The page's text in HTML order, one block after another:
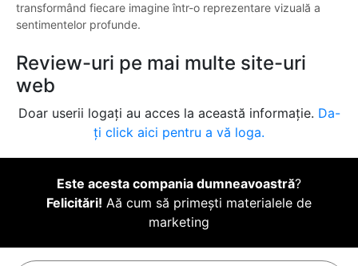
transformând fiecare imagine într-o reprezentare vizuală a
sentimentelor profunde.
Review-uri pe mai multe site-uri
web
Doar userii logați au acces la această informație. Da-
ți click aici pentru a vă loga.
Este acesta compania dumneavoastră?
Felicitări! Aă cum să primești materialele de
marketing